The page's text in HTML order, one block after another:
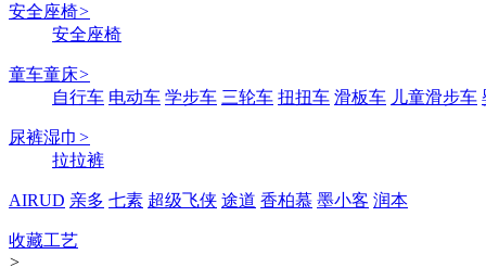
安全座椅>
安全座椅
童车童床>
自行车 电动车 学步车 三轮车 扭扭车 滑板车 儿童滑步车
尿裤湿巾 >
拉拉裤
AIRUD 亲多 七素 超级飞侠 途道 香柏慕 墨小客 润本
收藏工艺
>